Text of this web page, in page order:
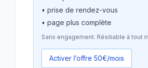
• prise de rendez-vous
• page plus complète
Sans engagement. Résiliable à tout
Activer l’offre 50€/mois